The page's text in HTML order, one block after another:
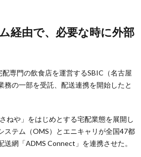
専門の飲食店を運営するSBIC（名古屋
務の一部を受託、配送連携を開始したと
ねや」をはじめとする宅配業態を展開し
ステム（OMS）とエニキャリが全国47都
網「ADMS Connect」を連携させた。